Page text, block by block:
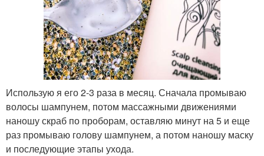
Использую я его 2-3 раза в месяц. Сначала промываю
волосы шампунем, потом массажными движениями
наношу скраб по проборам, оставляю минут на 5 и еще
раз промываю голову шампунем, а потом наношу маску
и последующие этапы ухода.